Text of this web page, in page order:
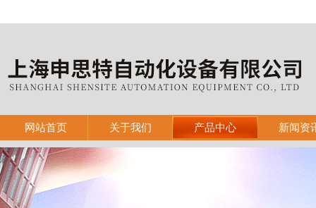
网站首页 关于我们 产品中心 新闻资